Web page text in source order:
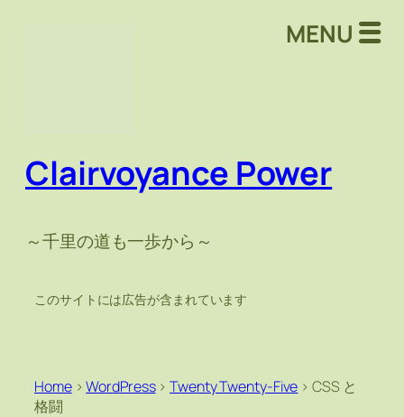
Clairvoyance Power
～千里の道も一歩から～
このサイトには広告が含まれています
Home>WordPress>Twenty Twenty-Five >CSS と
格闘
MENU